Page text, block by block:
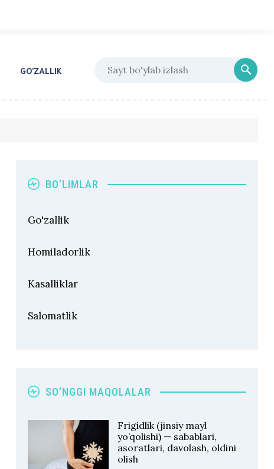
GO’ZALLIK
BO’LIMLAR
Go'zallik
Homiladorlik
Kasalliklar
Salomatlik
SO’NGGI MAQOLALAR
Frigidlik (jinsiy mayl
yo’qolishi) — sabablari,
asoratlari, davolash, oldini
olish